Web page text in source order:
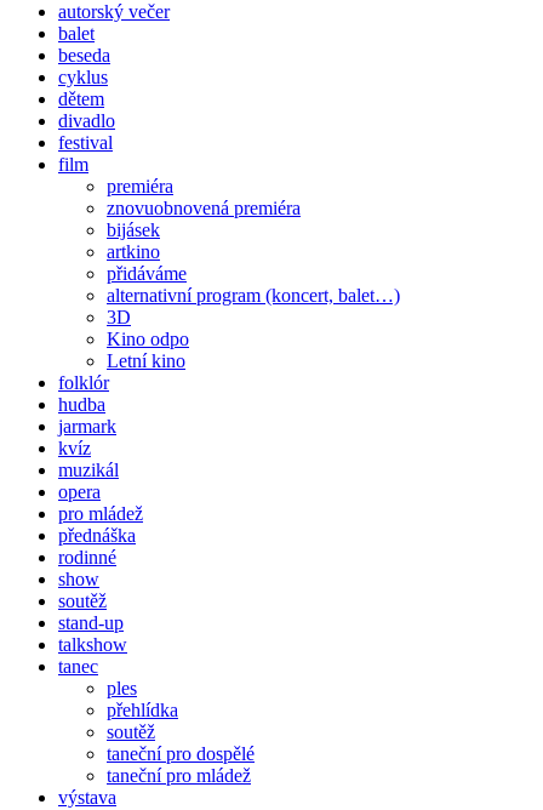
autorský večer
balet
beseda
cyklus
dětem
divadlo
festival
film
premiéra
znovuobnovená premiéra
bijásek
artkino
přidáváme
alternativní program (koncert, balet…)
3D
Kino odpo
Letní kino
folklór
hudba
jarmark
kvíz
muzikál
opera
pro mládež
přednáška
rodinné
show
soutěž
stand-up
talkshow
tanec
ples
přehlídka
soutěž
taneční pro dospělé
taneční pro mládež
výstava